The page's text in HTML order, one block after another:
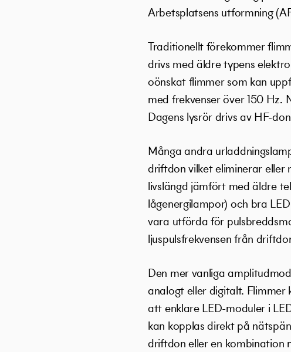
Arbetsplatsens utformning
Traditionellt förekommer
drivs med äldre typens
oönskat flimmer som kan
med frekvenser över 150 Hz.
Dagens lysrör drivs av HF-
Många andra
driftdon vilket eliminerar eller
livslängd jämfört med äldre
lågenergilampor) och bra
vara utförda för
ljuspulsfrekvensen från
Den mer vanliga
analogt eller digitalt.
att enklare LED-moduler i
kan kopplas direkt på
driftdon eller en kombination